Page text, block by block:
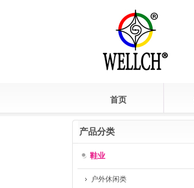
首页
产品分类
鞋业
户外休闲类